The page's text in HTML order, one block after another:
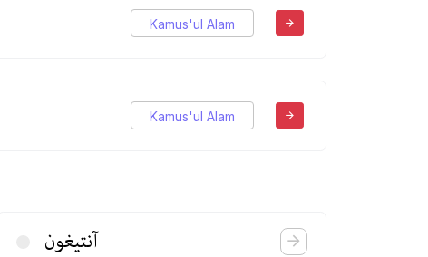
Kamus'ul Alam
Kamus'ul Alam
آنتیغون